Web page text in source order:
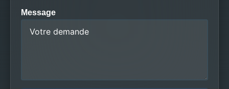
Message